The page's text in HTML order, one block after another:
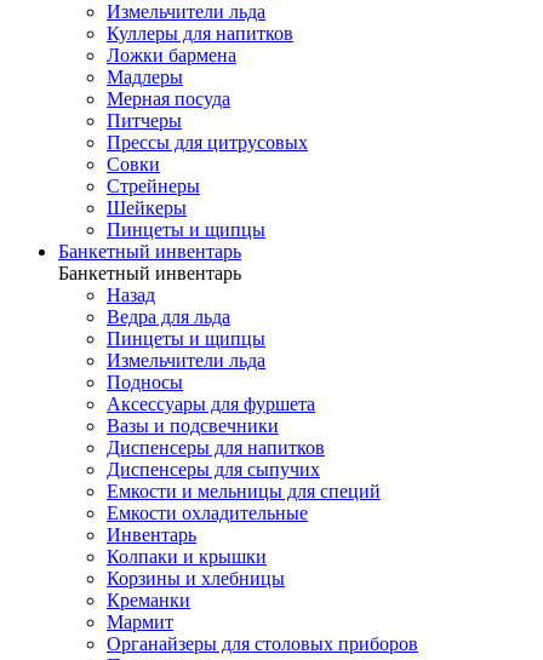
Измельчители льда
Куллеры для напитков
Ложки бармена
Мадлеры
Мерная посуда
Питчеры
Прессы для цитрусовых
Совки
Стрейнеры
Шейкеры
Пинцеты и щипцы
Банкетный инвентарь
Банкетный инвентарь
Назад
Ведра для льда
Пинцеты и щипцы
Измельчители льда
Подносы
Аксессуары для фуршета
Вазы и подсвечники
Диспенсеры для напитков
Диспенсеры для сыпучих
Емкости и мельницы для специй
Емкости охладительные
Инвентарь
Колпаки и крышки
Корзины и хлебницы
Креманки
Мармит
Органайзеры для столовых приборов